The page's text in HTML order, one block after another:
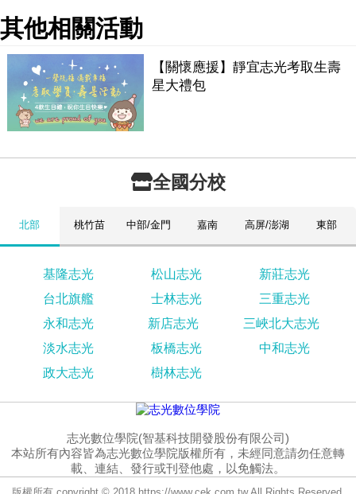
其他相關活動
【關懷應援】靜宜志光考取生壽
星大禮包
全國分校
北部 桃竹苗 中部/金門 嘉南 高屏/澎湖 東部
基隆志光 松山志光
新莊志光
台北旗艦
士林志光
三重志光
永和志光
新店志光
三峽北大志光
淡水志光
板橋志光
中和志光
政大志光
樹林志光
志光數位學院(智基科技開發股份有限公司)
本站所有內容皆為志光數位學院版權所有，未經同意請勿任意轉
載、連結、發行或刊登他處，以免觸法。